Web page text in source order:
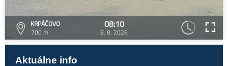
KRPÁČOVO
700 m
08:10
8. 8. 2026
Aktuálne info